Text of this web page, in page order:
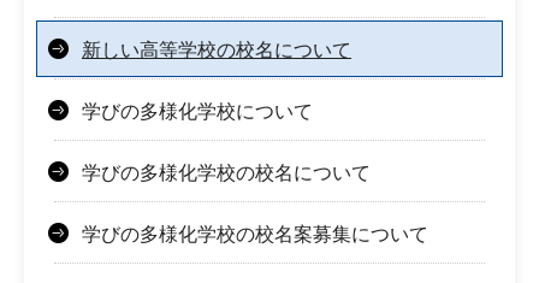
新しい高等学校の校名について
学びの多様化学校について
学びの多様化学校の校名について
学びの多様化学校の校名案募集について